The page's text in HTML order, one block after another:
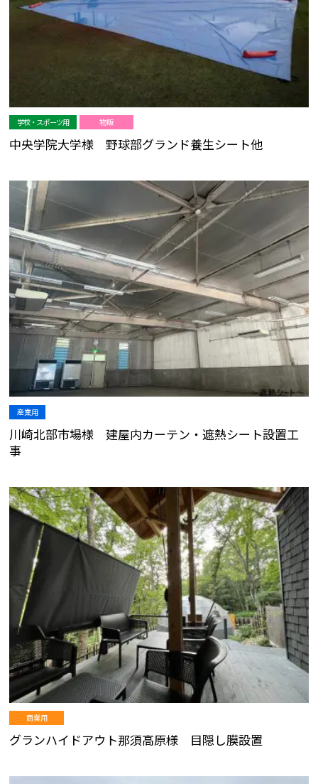
学校・スポーツ用 物販
中央学院大学様 野球部グランド養生シート他
産業用
川崎北部市場様 建屋内カーテン・遮熱シート設置工
事
商業用
グランハイドアウト那須高原様 目隠し膜設置